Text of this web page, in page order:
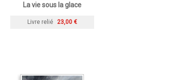
La vie sous la glace
Livre relié 23,00 €